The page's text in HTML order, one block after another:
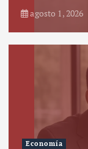
agosto 1, 2026
Economía